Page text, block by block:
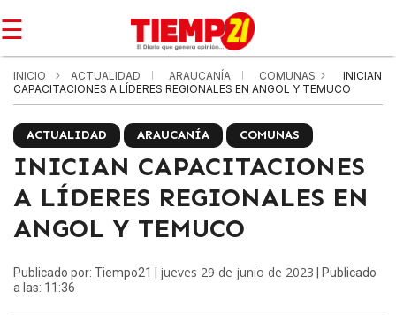
☰
INICIO ACTUALIDAD ARAUCANÍA COMUNAS
INICIAN
CAPACITACIONES A LÍDERES REGIONALES EN ANGOL Y TEMUCO
ACTUALIDAD ARAUCANÍA COMUNAS
INICIAN CAPACITACIONES
A LÍDERES REGIONALES EN
ANGOL Y TEMUCO
Publicado por: Tiempo21 | jueves 29 de junio de 2023 | Publicado
a las: 11:36